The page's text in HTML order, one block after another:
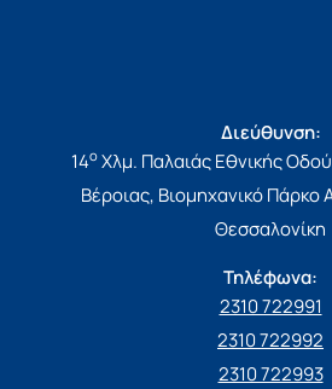
Διεύθυνση:
14ο Χλμ. Παλαιάς Εθνικής
Βέροιας, Βιομηχανικό Πάρκο
Θεσσαλονίκη
Τηλέφωνα:
2310 722991
2310 722992
2310 722993